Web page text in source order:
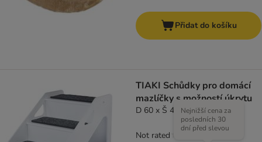
Přidat do košíku
TIAKI Schůdky pro domácí
mazlíčky s možností úkrytu
D 60 x Š 44 x V 45 cm
Nejnižší cena za
posledních 30
dní před slevou
Not rated